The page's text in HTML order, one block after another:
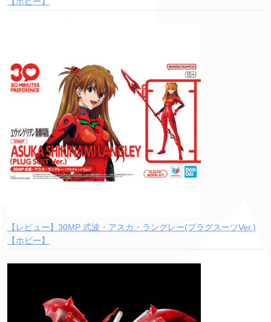
【レビュー】30MP 式波・アスカ・ラングレー(プラグスーツVer.)
【ホビー】